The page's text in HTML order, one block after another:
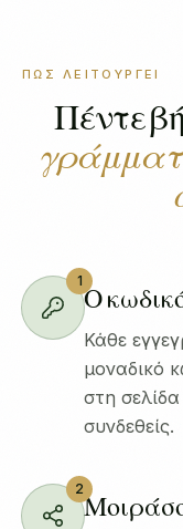
ΠΏΣ ΛΕΙΤΟΥΡΓΕΊ
Πέντε
1
Ο
Κάθε
μοναδικό
στη
συνδεθείς.
2